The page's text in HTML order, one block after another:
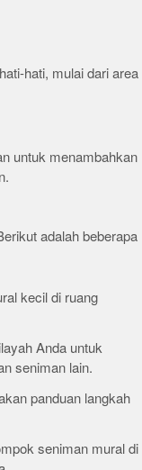
hati, mulai dari area
untuk menambahkan
adalah beberapa
kecil di ruang
Anda untuk
seniman lain.
panduan langkah
seniman mural di